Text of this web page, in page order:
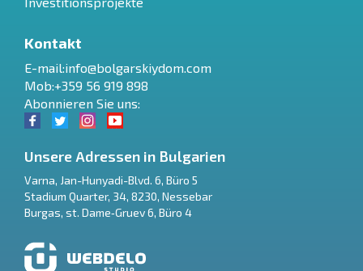
Kontakt
E-mail:info@bolgarskiydom.com
Mob:+359 56 919 898
Abonnieren Sie uns:
Unsere Adressen in Bulgarien
Varna, Jan-Hunyadi-Blvd. 6, Büro 5
Stadium Quarter, 34, 8230, Nessebar
Burgas, st. Dame‑Gruev 6, Büro 4